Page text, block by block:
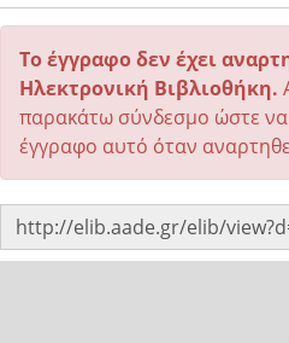
Το έγγραφο δεν έχει
Ηλεκτρονική Βιβλιοθήκη.
παρακάτω σύνδεσμο ώστε
έγγραφο αυτό όταν